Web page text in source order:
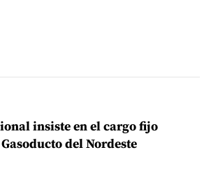
insiste en el cargo fijo
del Nordeste